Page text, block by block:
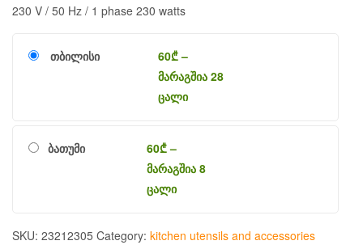
230 V / 50 Hz / 1 phase 230 watts
თბილისი 60₾–
მარაგშია 28
ცალი
ბათუმი 60₾–
მარაგშია 8
ცალი
SKU: 23212305 Category: kitchen utensils and accessories